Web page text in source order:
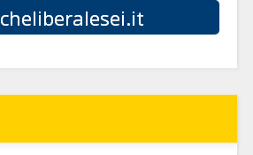
cheliberalesei.it